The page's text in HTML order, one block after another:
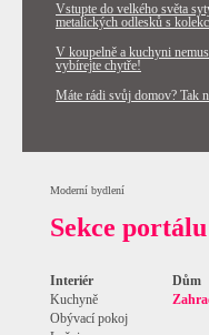
Vstupte do velkého světa
metalických odlesků s
V koupelně a kuchyni
vybírejte chytře!
Máte rádi svůj domov? Tak
Moderní bydlení
Sekce
Interiér
Kuchyně
Obývací pokoj
Dům